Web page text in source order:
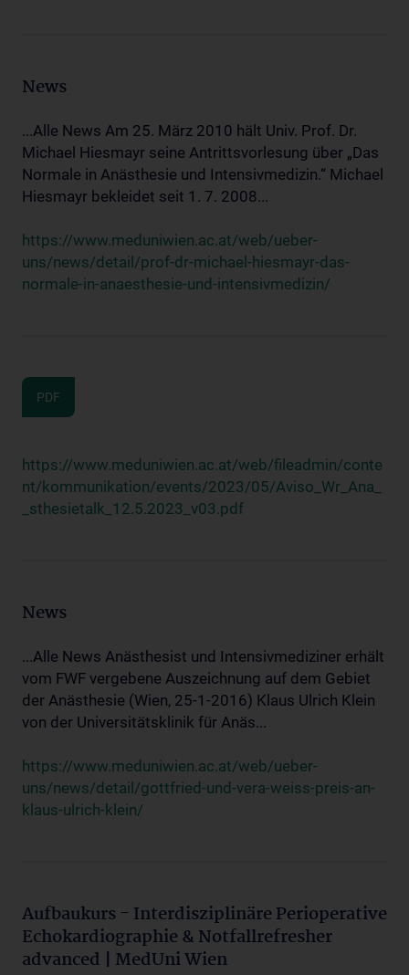
News
...Alle News Am 25. März 2010 hält Univ. Prof. Dr.
Michael Hiesmayr seine Antrittsvorlesung über „Das
Normale in Anästhesie und Intensivmedizin.“ Michael
Hiesmayr bekleidet seit 1. 7. 2008...
https://www.meduniwien.ac.at/web/ueber-
uns/news/detail/prof-dr-michael-hiesmayr-das-
normale-in-anaesthesie-und-intensivmedizin/
PDF
https://www.meduniwien.ac.at/web/fileadmin/conte
nt/kommunikation/events/2023/05/Aviso_Wr_Ana_
_sthesietalk_12.5.2023_v03.pdf
News
...Alle News Anästhesist und Intensivmediziner erhält
vom FWF vergebene Auszeichnung auf dem Gebiet
der Anästhesie (Wien, 25-1-2016) Klaus Ulrich Klein
von der Universitätsklinik für Anäs...
https://www.meduniwien.ac.at/web/ueber-
uns/news/detail/gottfried-und-vera-weiss-preis-an-
klaus-ulrich-klein/
Aufbaukurs - Interdisziplinäre Perioperative
Echokardiographie & Notfallrefresher
advanced | MedUni Wien